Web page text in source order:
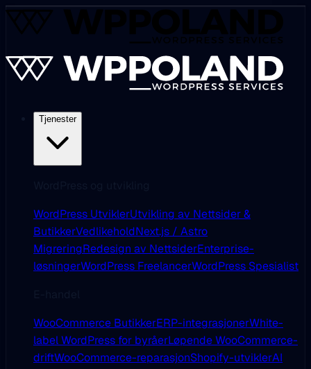
Tjenester
WordPress UtviklerUtvikling av Nettsider &
ButikkerVedlikeholdNext.js / Astro
MigreringRedesign av NettsiderEnterprise-
løsningerWordPress FreelancerWordPress Spesialist
WooCommerce ButikkerERP-integrasjonerWhite-
label WordPress for byråerLøpende WooCommerce-
driftWooCommerce-reparasjonShopify-utviklerAI